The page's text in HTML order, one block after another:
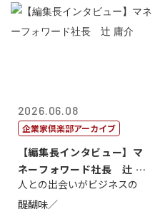
2026.06.08
企業家倶楽部アーカイブ
【編集長インタビュー】マ
ネーフォワード社長 辻 庸
介
人との出会いがビジネスの
醍醐味／